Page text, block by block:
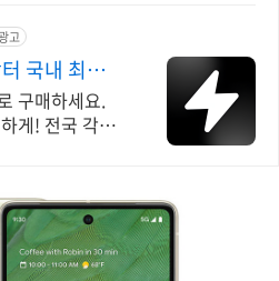
고
국내 최대
구매하세요.
게! 전국 각지